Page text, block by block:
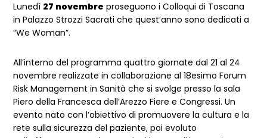
Lunedì 27 novembre proseguono i Colloqui di Toscana
in Palazzo Strozzi Sacrati che quest’anno sono dedicati a
“We Woman”.
All’interno del programma quattro giornate dal 21 al 24
novembre realizzate in collaborazione al 18esimo Forum
Risk Management in Sanità che si svolge presso la sala
Piero della Francesca dell’Arezzo Fiere e Congressi. Un
evento nato con l’obiettivo di promuovere la cultura e la
rete sulla sicurezza del paziente, poi evoluto